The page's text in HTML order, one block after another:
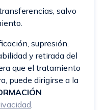
salvo
supresión,
y retirada del
que el tratamiento
puede dirigirse a la
.